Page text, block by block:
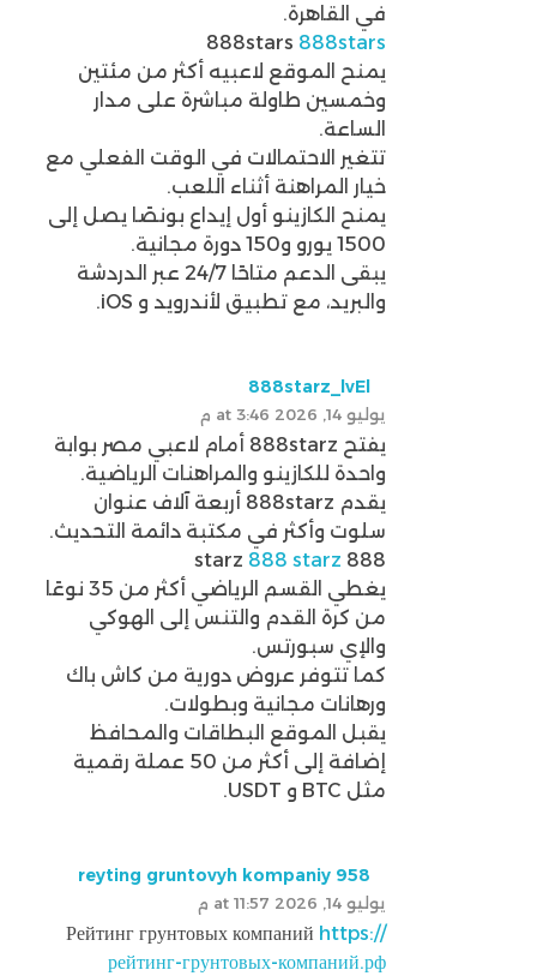
في القاهرة.
888stars 888stars
يمنح الموقع لاعبيه أكثر من مئتين
وخمسين طاولة مباشرة على مدار
الساعة.
تتغير الاحتمالات في الوقت الفعلي مع
خيار المراهنة أثناء اللعب.
يمنح الكازينو أول إيداع بونصًا يصل إلى
1500 يورو و150 دورة مجانية.
يبقى الدعم متاحًا 24/7 عبر الدردشة
والبريد، مع تطبيق لأندرويد و iOS.
888starz_lvEl
يوليو 14, 2026 at 3:46 م
يفتح 888starz أمام لاعبي مصر بوابة
واحدة للكازينو والمراهنات الرياضية.
يقدم 888starz أربعة آلاف عنوان
سلوت وأكثر في مكتبة دائمة التحديث.
888 starz
888 starz
يغطي القسم الرياضي أكثر من 35 نوعًا
من كرة القدم والتنس إلى الهوكي
والإي سبورتس.
كما تتوفر عروض دورية من كاش باك
ورهانات مجانية وبطولات.
يقبل الموقع البطاقات والمحافظ
إضافة إلى أكثر من 50 عملة رقمية
مثل BTC و USDT.
reyting gruntovyh kompaniy 958
يوليو 14, 2026 at 11:57 م
Рейтинг грунтовых компаний https://
рейтинг-грунтовых-компаний.рф